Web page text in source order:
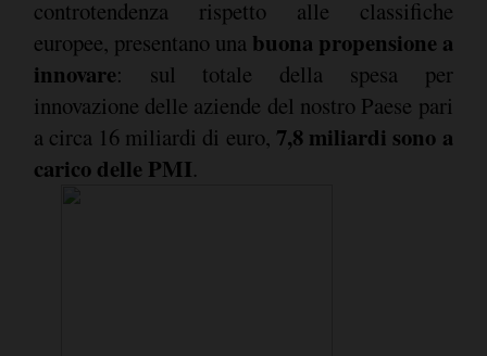
controtendenza rispetto alle classifiche
europee, presentano una buona propensione a
innovare: sul totale della spesa per
innovazione delle aziende del nostro Paese pari
a circa 16 miliardi di euro, 7,8 miliardi sono a
carico delle PMI.